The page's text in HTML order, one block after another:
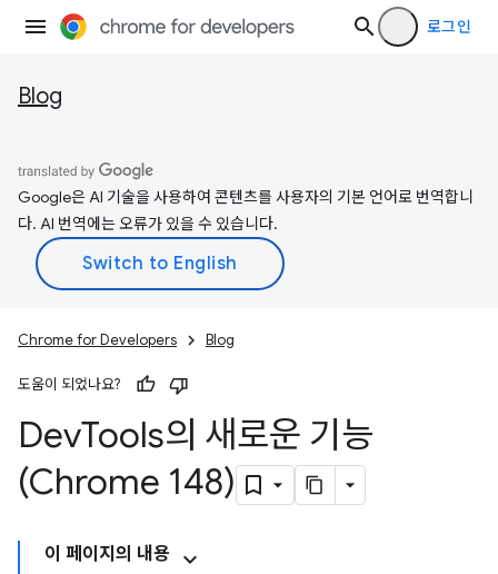
로그인
Blog
Google은 AI 기술을 사용하여 콘텐츠를 사용자의 기본 언어로 번역합니
다. AI 번역에는 오류가 있을 수 있습니다.
Chrome for Developers Blog
도움이 되었나요?
DevTools의 새로운 기능
(Chrome 148)
이 페이지의 내용